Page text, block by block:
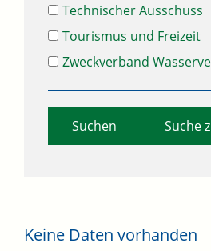
Technischer Ausschuss
Tourismus und Freizeit
Zweckverband
Suche
Keine Daten vorhanden